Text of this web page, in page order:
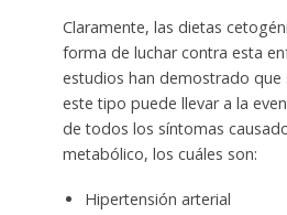
Claramente, las dietas
forma de luchar contra esta
estudios han demostrado que
este tipo puede llevar a la
de todos los síntomas
metabólico, los cuáles son:
Hipertensión arterial